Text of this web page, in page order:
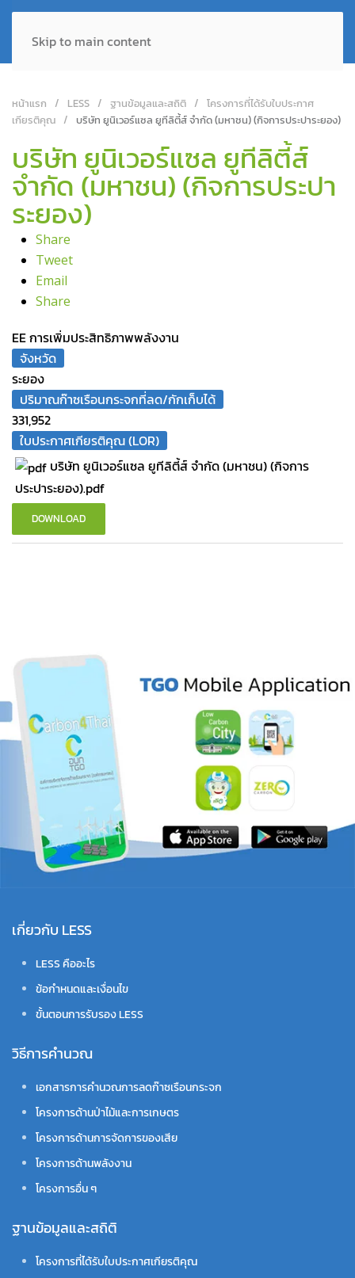
Skip to main content
หน้าแรก LESS ฐานข้อมูลและสถิติ
โครงการที่ได้รับใบประกาศ
เกียรติคุณ
บริษัท ยูนิเวอร์แซล ยูทีลิตี้ส์ จำกัด (มหาชน) (กิจการประปาระยอง)
บริษัท ยูนิเวอร์แซล ยูทีลิตี้ส์
จำกัด (มหาชน) (กิจการประปา
ระยอง)
Share
Tweet
Email
Share
EE การเพิ่มประสิทธิภาพพลังงาน
จังหวัด
ระยอง
ปริมาณก๊าซเรือนกระจกที่ลด/กักเก็บได้
331,952
ใบประกาศเกียรติคุณ (LOR)
บริษัท ยูนิเวอร์แซล ยูทีลิตี้ส์ จำกัด (มหาชน) (กิจการ
ประปาระยอง).pdf
DOWNLOAD
เกี่ยวกับ LESS
LESS คืออะไร
ข้อกำหนดและเงื่อนไข
ขั้นตอนการรับรอง LESS
วิธีการคำนวณ
เอกสารการคำนวณการลดก๊าซเรือนกระจก
โครงการด้านป่าไม้และการเกษตร
โครงการด้านการจัดการของเสีย
โครงการด้านพลังงาน
โครงการอื่น ๆ
ฐานข้อมูลและสถิติ
โครงการที่ได้รับใบประกาศเกียรติคุณ